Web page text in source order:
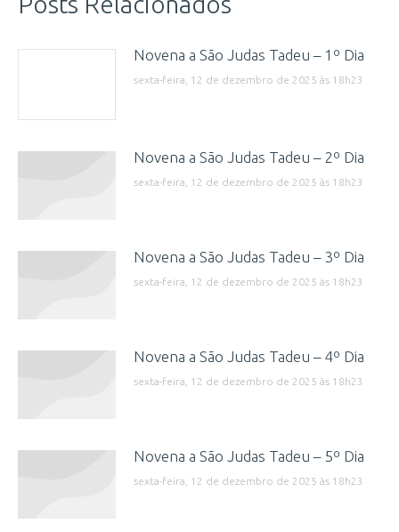
Novena a São Judas Tadeu – 1º Dia
sexta-feira, 12 de dezembro de 2025 às 18h23
Novena a São Judas Tadeu – 2º Dia
sexta-feira, 12 de dezembro de 2025 às 18h23
Novena a São Judas Tadeu – 3º Dia
sexta-feira, 12 de dezembro de 2025 às 18h23
Novena a São Judas Tadeu – 4º Dia
sexta-feira, 12 de dezembro de 2025 às 18h23
Novena a São Judas Tadeu – 5º Dia
sexta-feira, 12 de dezembro de 2025 às 18h23